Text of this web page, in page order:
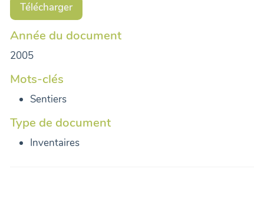
Télécharger
Année du document
2005
Mots-clés
Sentiers
Type de document
Inventaires